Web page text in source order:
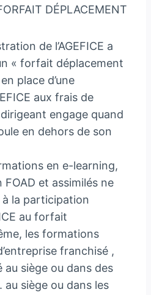
DÉPLACEMENT
de l’AGEFICE a
« forfait déplacement
place d’une
aux frais de
engage quand
en dehors de son
en e-learning,
et assimilés ne
la participation
au forfait
les formations
franchisé ,
siège ou dans des
au siège ou dans les